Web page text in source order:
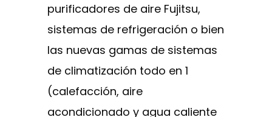
purificadores de aire Fujitsu,
sistemas de refrigeración o bien
las nuevas gamas de sistemas
de climatización todo en 1
(calefacción, aire
acondicionado y agua caliente